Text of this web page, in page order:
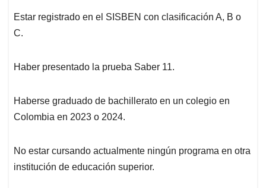
Estar registrado en el SISBEN con clasificación A, B o
C.
Haber presentado la prueba Saber 11.
Haberse graduado de bachillerato en un colegio en
Colombia en 2023 o 2024.
No estar cursando actualmente ningún programa en otra
institución de educación superior.